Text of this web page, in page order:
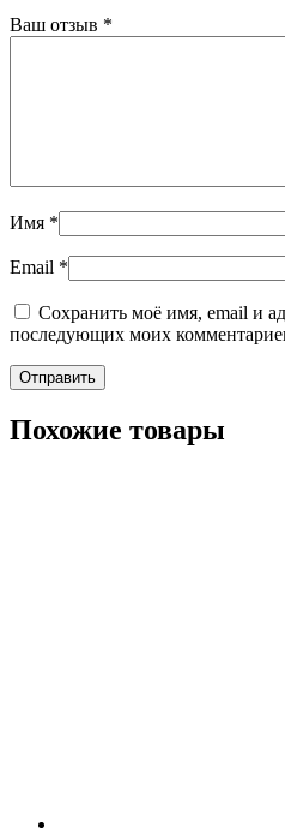
Ваш отзыв *
Имя *
Email *
Сохранить моё имя, email и
последующих моих
Похожие товары